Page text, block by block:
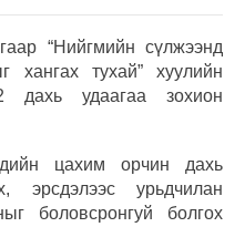
“Нийгмийн сүлжээнд
хангах тухай” хуулийн
дахь удаагаа зохион
цахим орчин дахь
эрсдэлээс урьдчилан
боловсронгуй болгох